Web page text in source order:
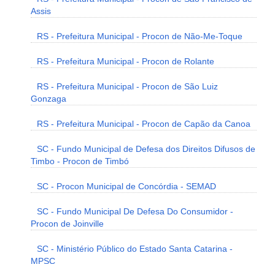
Assis
RS - Prefeitura Municipal - Procon de Não-Me-Toque
RS - Prefeitura Municipal - Procon de Rolante
RS - Prefeitura Municipal - Procon de São Luiz
Gonzaga
RS - Prefeitura Municipal - Procon de Capão da Canoa
SC - Fundo Municipal de Defesa dos Direitos Difusos de
Timbo - Procon de Timbó
SC - Procon Municipal de Concórdia - SEMAD
SC - Fundo Municipal De Defesa Do Consumidor -
Procon de Joinville
SC - Ministério Público do Estado Santa Catarina -
MPSC